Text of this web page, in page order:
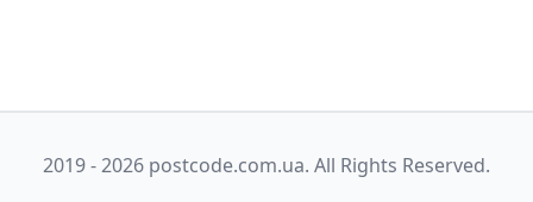
2019 - 2026 postcode.com.ua. All Rights Reserved.